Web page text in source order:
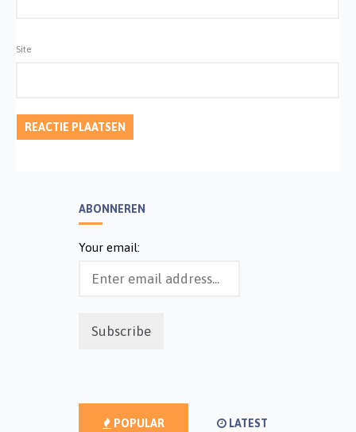
Site
ABONNEREN
Your email:
POPULAR LATEST